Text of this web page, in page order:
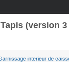
(version 3
interieur de